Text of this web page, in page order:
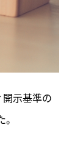
示基準の